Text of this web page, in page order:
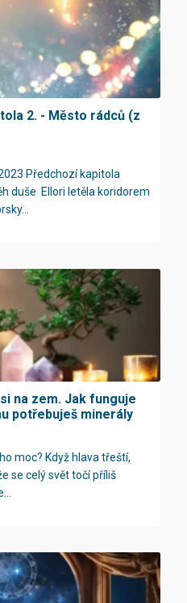
2. - Město rádců (z
Předchozí kapitola
duše Ellori letěla koridorem
na zem. Jak funguje
potřebuješ minerály
moc? Když hlava třeští,
se celý svět točí příliš